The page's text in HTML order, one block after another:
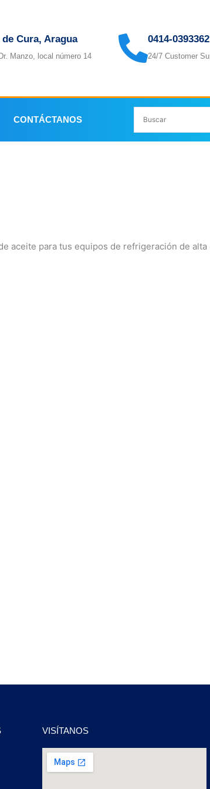
Cura, Aragua
Manzo, local número 14
0414-0393362
24/7 Customer
CONTÁCTANOS
aceite para tus equipos de refrigeración de
VISÍTANOS